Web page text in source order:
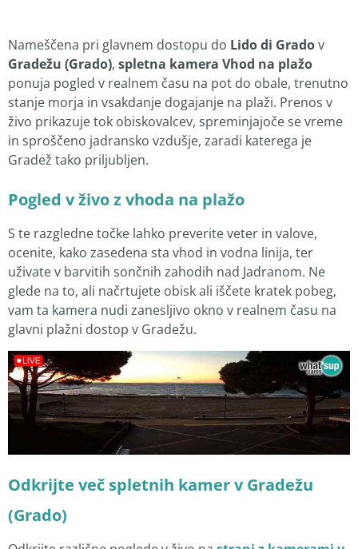
Nameščena pri glavnem dostopu do Lido di Gradov
Gradežu (Grado), spletna kamera Vhod na plažo
ponuja pogled v realnem času na pot do obale, trenutno
stanje morja in vsakdanje dogajanje na plaži. Prenos v
živo prikazuje tok obiskovalcev, spreminjajoče se vreme
in sproščeno jadransko vzdušje, zaradi katerega je
Gradež tako priljubljen.
Pogled v živo z vhoda na plažo
S te razgledne točke lahko preverite veter in valove,
ocenite, kako zasedena sta vhod in vodna linija, ter
uživate v barvitih sončnih zahodih nad Jadranom. Ne
glede na to, ali načrtujete obisk ali iščete kratek pobeg,
vam ta kamera nudi zanesljivo okno v realnem času na
glavni plažni dostop v Gradežu.
Odkrijte več spletnih kamer v Gradežu
(Grado)